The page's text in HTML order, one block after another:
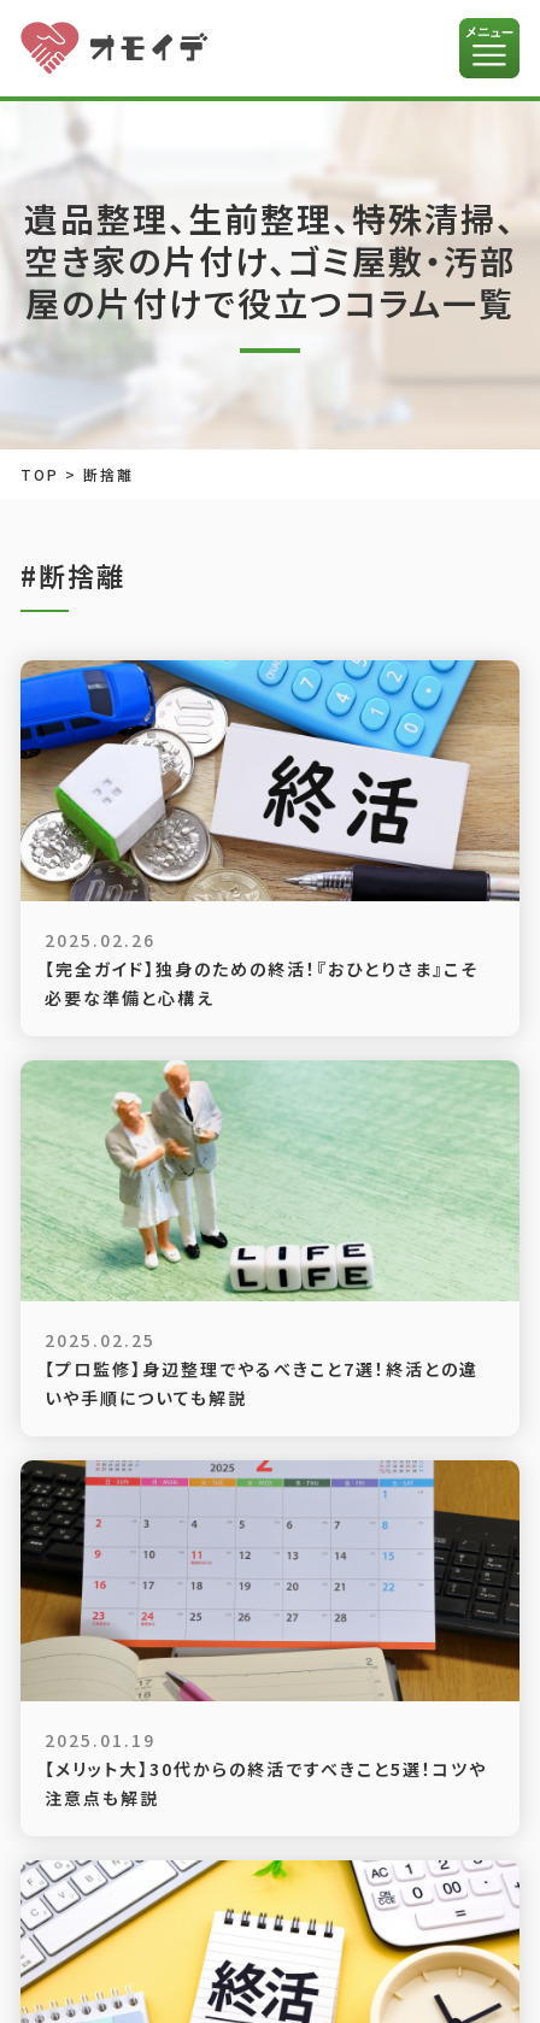
遺品整理、生前整理、特殊清掃、
空き家の片付け、ゴミ屋敷・汚部
屋の片付けで役立つコラム一覧
TOP > 断捨離
#断捨離
2025.02.26
【完全ガイド】独身のための終活！『おひとりさま』こそ
必要な準備と心構え
2025.02.25
【プロ監修】身辺整理でやるべきこと7選！終活との違
いや手順についても解説
2025.01.19
【メリット大】30代からの終活ですべきこと5選！コツや
注意点も解説